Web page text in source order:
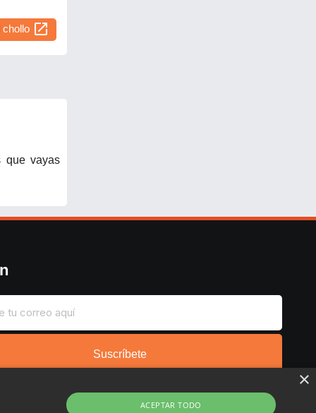
chollo open_in_new
que vayas
Suscríbete
×
ACEPTAR TODO